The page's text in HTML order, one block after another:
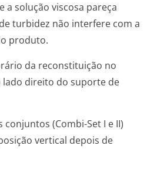
a solução viscosa pareça
turbidez não interfere com a
produto.
da reconstituição no
lado direito do suporte de
conjuntos (Combi-Set I e II)
vertical depois de